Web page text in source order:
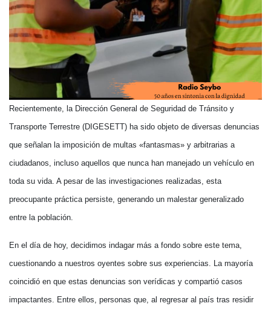
Recientemente, la Dirección General de Seguridad de Tránsito y
Transporte Terrestre (DIGESETT) ha sido objeto de diversas denuncias
que señalan la imposición de multas «fantasmas» y arbitrarias a
ciudadanos, incluso aquellos que nunca han manejado un vehículo en
toda su vida. A pesar de las investigaciones realizadas, esta
preocupante práctica persiste, generando un malestar generalizado
entre la población.
En el día de hoy, decidimos indagar más a fondo sobre este tema,
cuestionando a nuestros oyentes sobre sus experiencias. La mayoría
coincidió en que estas denuncias son verídicas y compartió casos
impactantes. Entre ellos, personas que, al regresar al país tras residir